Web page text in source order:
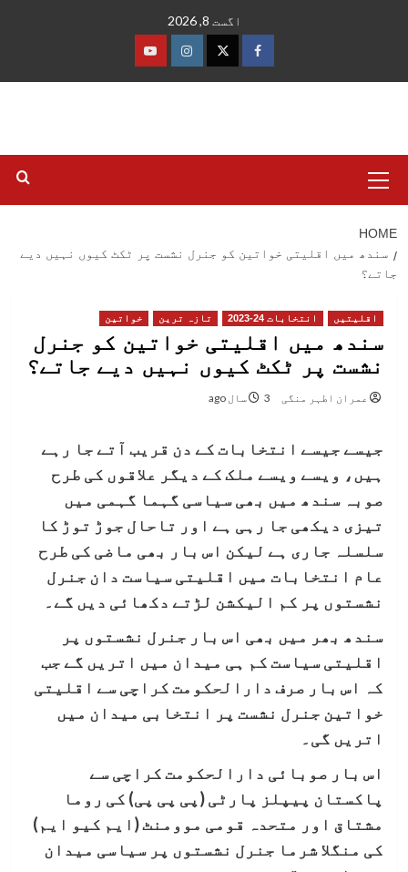
اگست 8, 2026
فیس
ٹوئٹرانسٹاگرام
یوٹیوب
Menu
HOME
سندھ میں اقلیتی خواتین کو جنرل نشست پر ٹکٹ کیوں نہیں دیے
جاتے؟
اقلیتیں انتخابات 24-2023 تازہ ترین خواتین
سندھ میں اقلیتی خواتین کو جنرل
نشست پر ٹکٹ کیوں نہیں دیے جاتے؟
عمران اطہر منگی 3 سال ago
جیسے جیسے انتخابات کے دن قریب آتے جا رہے
ہیں، ویسے ویسے ملک کے دیگر علاقوں کی طرح
صوبہ سندھ میں بھی سیاسی گہما گہمی میں
تیزی دیکھی جا رہی ہے اور تاحال جوڑ توڑ کا
سلسلہ جاری ہے لیکن اس بار بھی ماضی کی طرح
عام انتخابات میں اقلیتی سیاست دان جنرل
نشستوں پر کم الیکشن لڑتے دکھائی دیں گے۔
سندھ بھر میں بھی اس بار جنرل نشستوں پر
اقلیتی سیاست کم ہی میدان میں اتریں گے جب
کہ اس بار صرف دارالحکومت کراچی سے اقلیتی
خواتین جنرل نشست پر انتخابی میدان میں
اتریں گی۔
اس بار صوبائی دارالحکومت کراچی سے
پاکستان پیپلز پارٹی (پی پی پی) کی روما
مشتاق اور متحدہ قومی موومنٹ (ایم کیو ایم)
کی منگلا شرما جنرل نشستوں پر سیاسی میدان